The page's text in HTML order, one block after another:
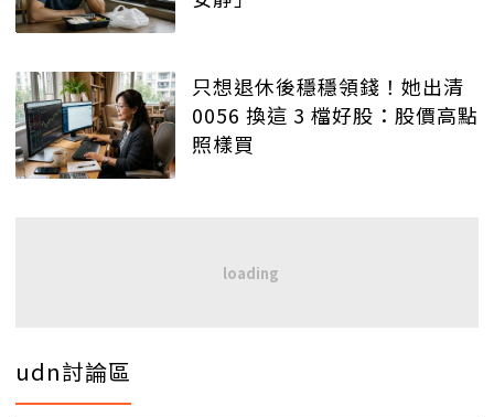
只想退休後穩穩領錢！她出清
0056 換這 3 檔好股：股價高點
照樣買
udn討論區